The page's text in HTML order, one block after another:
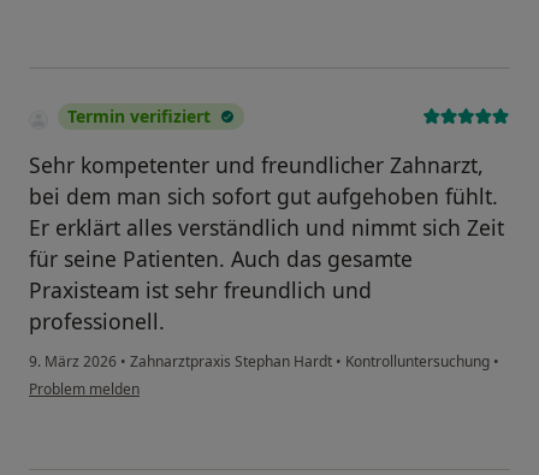
Termin verifiziert
Sehr kompetenter und freundlicher Zahnarzt,
bei dem man sich sofort gut aufgehoben fühlt.
Er erklärt alles verständlich und nimmt sich Zeit
für seine Patienten. Auch das gesamte
Praxisteam ist sehr freundlich und
professionell.
9. März 2026 • Zahnarztpraxis Stephan Hardt • Kontrolluntersuchung •
Problem melden